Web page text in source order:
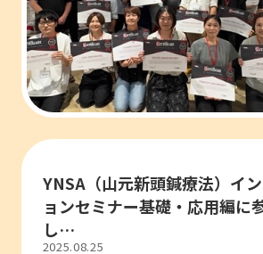
YNSA（山元新頭鍼療法）イ
ョンセミナー基礎・応用編に
し…
2025.08.25